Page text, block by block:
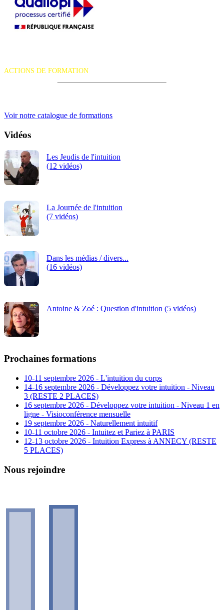
ACTIONS DE FORMATION
Voir notre catalogue de formations
Vidéos
Les Jeudis de l'intuition
(12 vidéos)
La Journée de l'intuition
(7 vidéos)
Dans les médias / divers...
(16 vidéos)
Antoine & Zoé : Question d'intuition (5 vidéos)
Prochaines formations
10-11 septembre 2026 - L'intuition du corps
14-16 septembre 2026 - Développez votre intuition - Niveau
3 (RESTE 2 PLACES)
16 septembre 2026 - Développez votre intuition - Niveau 1 en
ligne - Visioconférence mensuelle
19 septembre 2026 - Naturellement intuitif
10-11 octobre 2026 - Intuitez et Pariez à PARIS
12-13 octobre 2026 - Intuition Express à ANNECY (RESTE
5 PLACES)
Nous rejoindre